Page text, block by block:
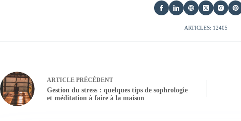
ARTICLES: 12405
ARTICLE PRÉCÉDENT
Gestion du stress : quelques tips de sophrologie
et méditation à faire à la maison